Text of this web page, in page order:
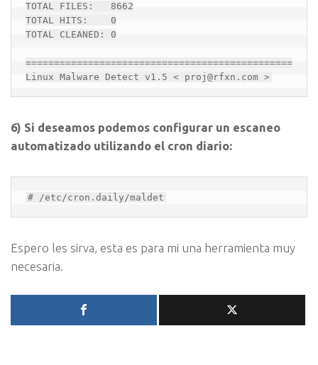
TOTAL FILES:   8662
TOTAL HITS:    0
TOTAL CLEANED: 0
===============================================
Linux Malware Detect v1.5 < proj@rfxn.com >
6) Si deseamos podemos configurar un escaneo
automatizado utilizando el cron diario:
# /etc/cron.daily/maldet
Espero les sirva, esta es para mi una herramienta muy
necesaria.